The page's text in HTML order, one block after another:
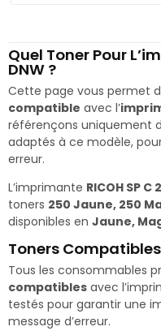
Quel Toner Pour
DNW ?
Cette page vous permet
compatible avec l’
référençons uniquement
adaptés à ce modèle,
erreur.
L’imprimante RICOH SP C
toners 250 Jaune, 250
disponibles en Jaune,
Toners Compatibles
Tous les consommables
compatibles avec
testés pour garantir une
message d’erreur.